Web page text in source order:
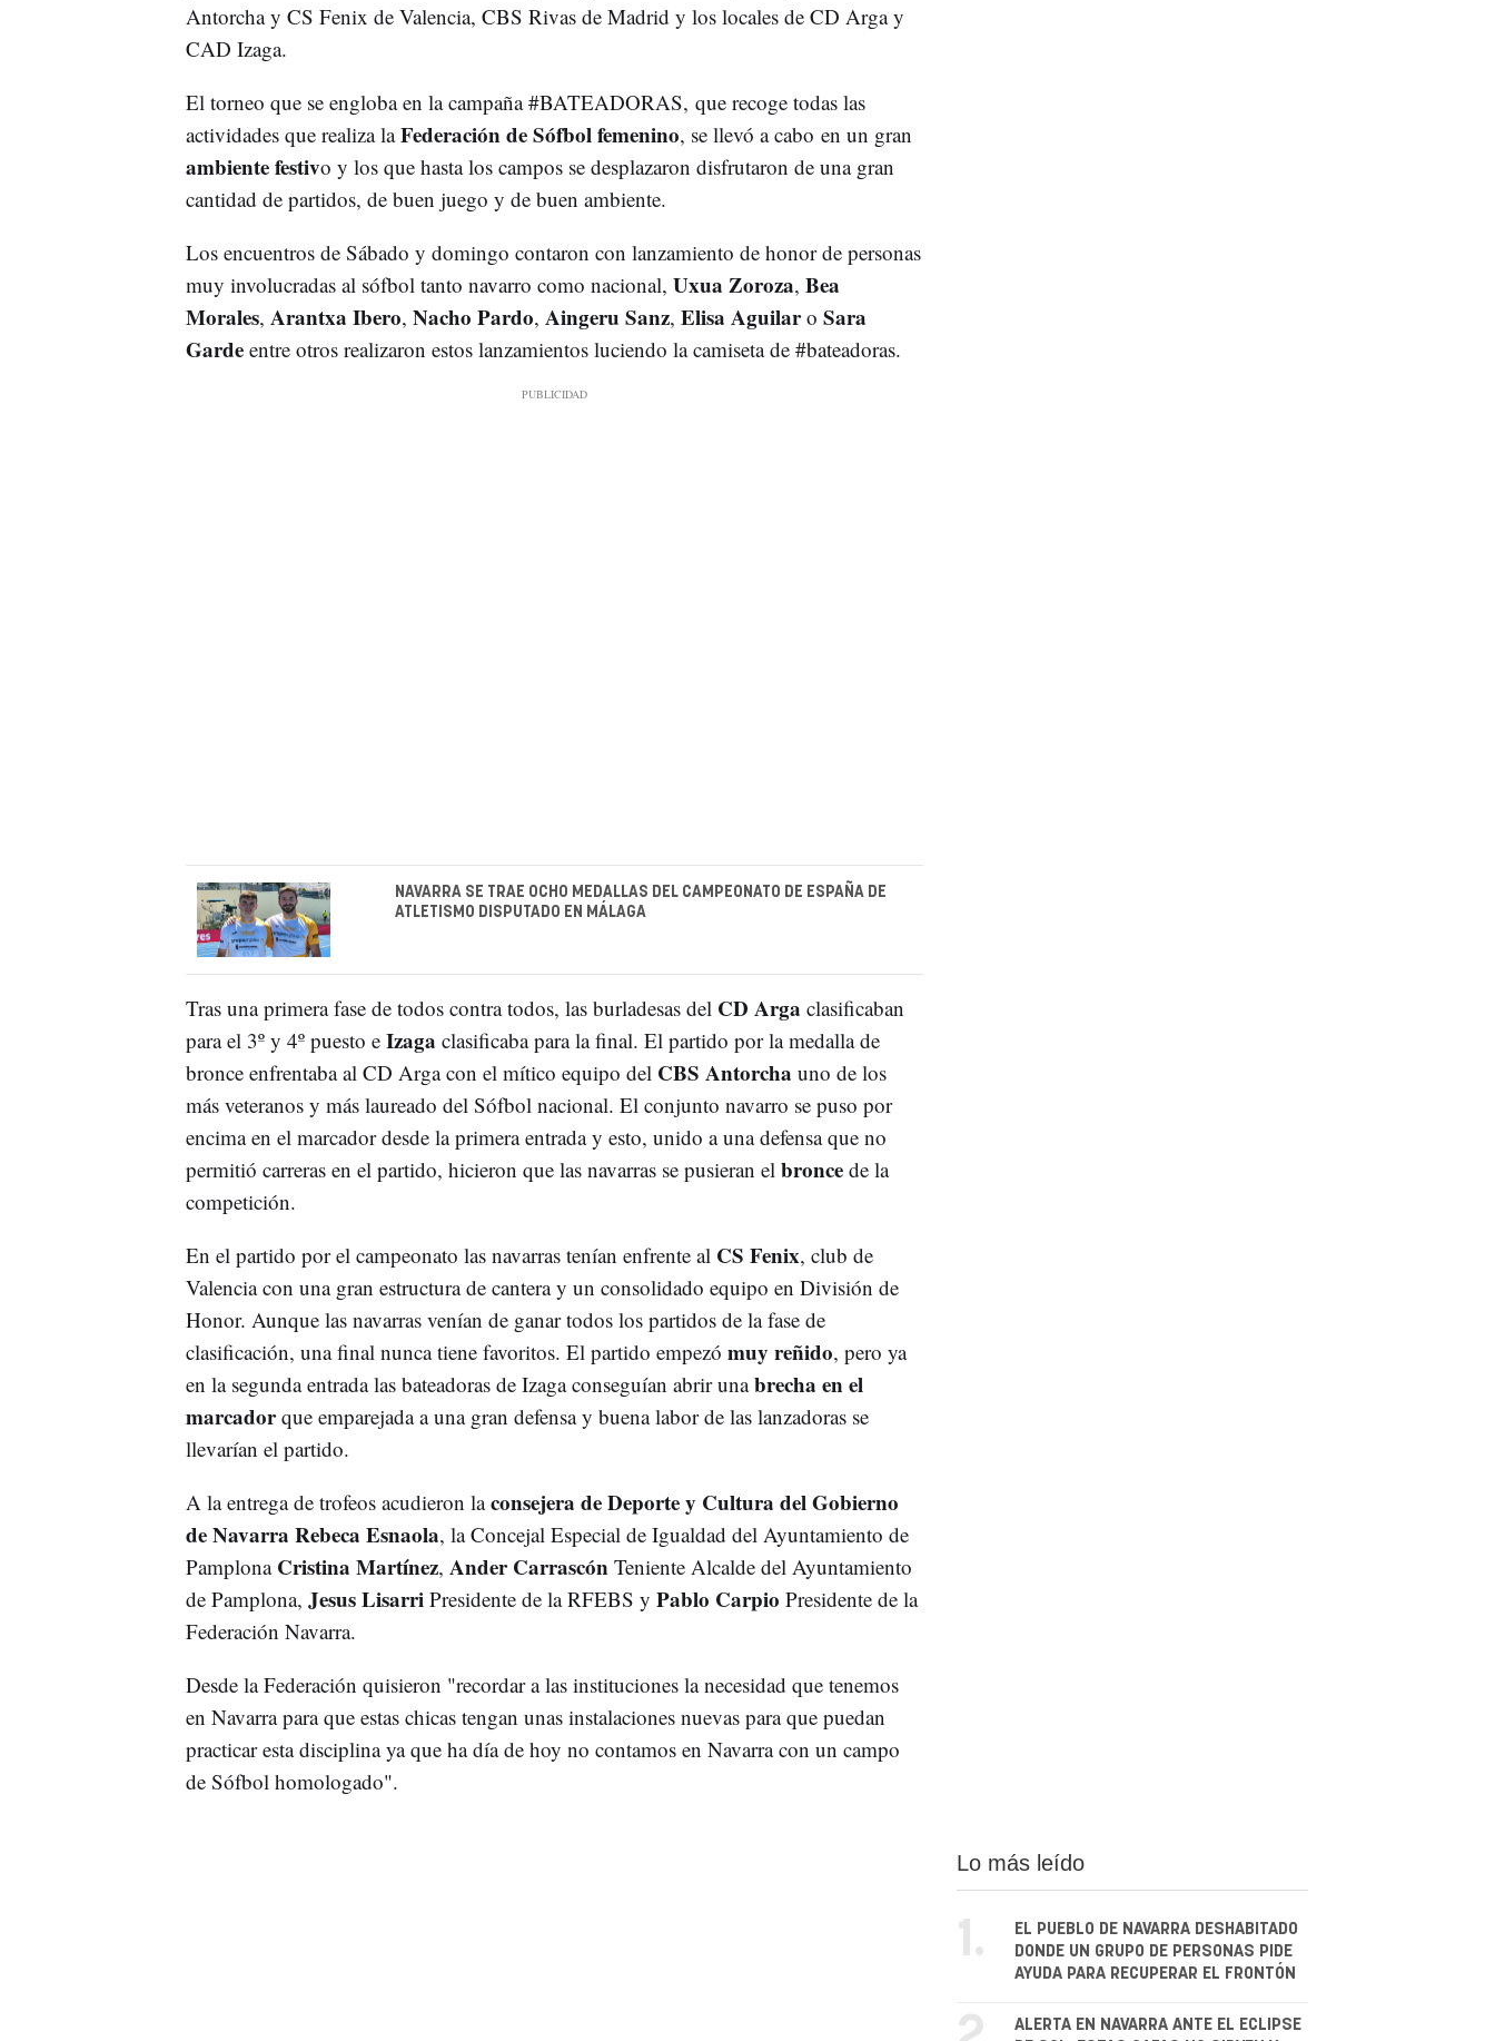
Antorcha y CS Fenix de Valencia, CBS Rivas de Madrid y los locales de CD Arga y
CAD Izaga.
El torneo que se engloba en la campaña #BATEADORAS, que recoge todas las
actividades que realiza laFederación de Sófbol femenino, se llevó a cabo en un gran
ambiente festivo y los que hasta los campos se desplazaron disfrutaron de una gran
cantidad de partidos, de buen juego y de buen ambiente.
Los encuentros de Sábado y domingo contaron con lanzamiento de honor de personas
muy involucradas al sófbol tanto navarro como nacional, Uxua Zoroza, Bea
Morales, Arantxa Ibero, Nacho Pardo, Aingeru Sanz, Elisa Aguilaro Sara
Gardeentre otros realizaron estos lanzamientos luciendo la camiseta de #bateadoras.
NAVARRA SE TRAE OCHO MEDALLAS DEL CAMPEONATO DE ESPAÑA DE
ATLETISMO DISPUTADO EN MÁLAGA
Tras una primera fase de todos contra todos, las burladesas delCD Arga clasificaban
para el 3º y 4º puesto e Izaga clasificaba para la final. El partido por la medalla de
bronce enfrentaba al CD Arga con el mítico equipo del CBS Antorcha uno de los
más veteranos y más laureado del Sófbol nacional. El conjunto navarro se puso por
encima en el marcador desde la primera entrada y esto, unido a una defensa que no
permitió carreras en el partido, hicieron que las navarras se pusieran el broncede la
competición.
En el partido por el campeonato las navarras tenían enfrente al CS Fenix, club de
Valencia con una gran estructura de cantera y un consolidado equipo en División de
Honor. Aunque las navarras venían de ganar todos los partidos de la fase de
clasificación, una final nunca tiene favoritos. El partido empezó muy reñido, pero ya
en la segunda entrada las bateadoras de Izaga conseguían abrir unabrecha en el
marcadorque emparejada a una gran defensa y buena labor de las lanzadoras se
llevarían el partido.
A la entrega de trofeos acudieron laconsejera de Deporte y Cultura del Gobierno
de Navarra Rebeca Esnaola, la Concejal Especial de Igualdad del Ayuntamiento de
Pamplona Cristina Martínez, Ander CarrascónTeniente Alcalde del Ayuntamiento
de Pamplona, Jesus LisarriPresidente de la RFEBS y Pablo Carpio Presidente de la
Federación Navarra.
Desde la Federación quisieron "recordar a las instituciones la necesidad que tenemos
en Navarra para que estas chicas tengan unas instalaciones nuevas para que puedan
practicar esta disciplina ya que ha día de hoy no contamos en Navarra con un campo
de Sófbol homologado".
Lo más leído
1.
EL PUEBLO DE NAVARRA DESHABITADO
DONDE UN GRUPO DE PERSONAS PIDE
AYUDA PARA RECUPERAR EL FRONTÓN
ALERTA EN NAVARRA ANTE EL ECLIPSE